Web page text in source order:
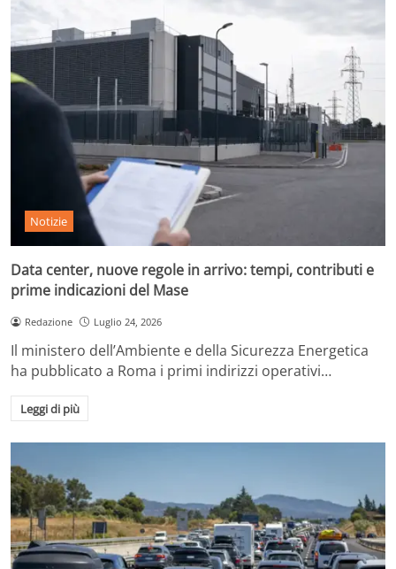
Notizie
Data center, nuove regole in arrivo: tempi, contributi e
prime indicazioni del Mase
Redazione Luglio 24, 2026
Il ministero dell’Ambiente e della Sicurezza Energetica
ha pubblicato a Roma i primi indirizzi operativi…
Leggi di più